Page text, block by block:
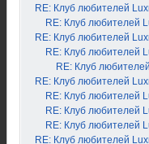
RE: Клуб любителей
RE: Клуб любителей
RE: Клуб любителей
RE: Клуб любителей
RE: Клуб
RE: Клуб любителей
RE: Клуб любителей
RE: Клуб любителей
RE: Клуб любителей
RE: Клуб любителей